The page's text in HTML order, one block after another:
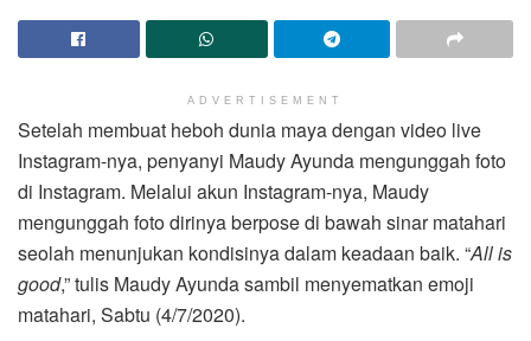
ADVERTISEMENT
Setelah membuat heboh dunia maya dengan video live
Instagram-nya, penyanyi Maudy Ayunda mengunggah foto
di Instagram. Melalui akun Instagram-nya, Maudy
mengunggah foto dirinya berpose di bawah sinar matahari
seolah menunjukan kondisinya dalam keadaan baik. “All is
good,” tulis Maudy Ayunda sambil menyematkan emoji
matahari, Sabtu (4/7/2020).